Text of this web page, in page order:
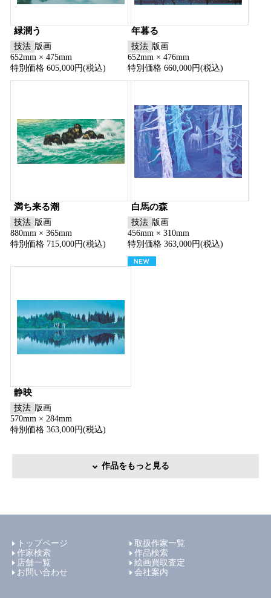
緑潤う
技法 版画
652mm × 475mm
特別価格 605,000円(税込)
年暮る
技法 版画
652mm × 476mm
特別価格 660,000円(税込)
満ち来る潮
技法 版画
880mm × 365mm
特別価格 715,000円(税込)
白馬の森
技法 版画
456mm × 310mm
特別価格 363,000円(税込)
静映
技法 版画
570mm × 284mm
特別価格 363,000円(税込)
作品をもっと見る
トップページ
取扱作家一覧
作家検索
作品検索
店舗一覧
絵画買取査定
お問い合わせ
会社案内